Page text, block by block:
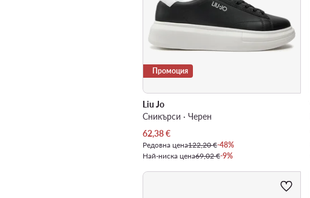
Промоция
Liu Jo
Сникърси · Черен
Актуална цена
62,38€
Редовна цена122,20 €-48%
Най-ниска цена69,02 €-9%